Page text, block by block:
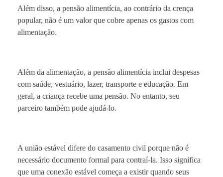
Além disso, a pensão alimentícia, ao contrário da crença
popular, não é um valor que cobre apenas os gastos com
alimentação.
Além da alimentação, a pensão alimentícia inclui despesas
com saúde, vestuário, lazer, transporte e educação. Em
geral, a criança recebe uma pensão. No entanto, seu
parceiro também pode ajudá-lo.
A união estável difere do casamento civil porque não é
necessário documento formal para contraí-la. Isso significa
que uma conexão estável começa a existir quando seus